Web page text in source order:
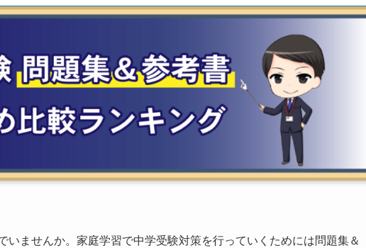
いませんか。家庭学習で中学受験対策を行っていくためには問題集＆